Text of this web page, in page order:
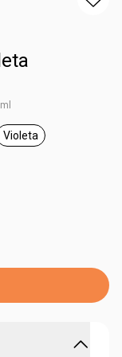
floral
etiqueta Violeta
Violeta